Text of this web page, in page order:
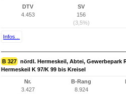
DTV
4.453
SV
156
(3,5%)
Infos...
B 327 nördl. Hermeskeil, Abtei, Gewerbepark
Hermeskeil K 97/K 99 bis Kreisel
Nr.
3.427
B-Rang
8.924